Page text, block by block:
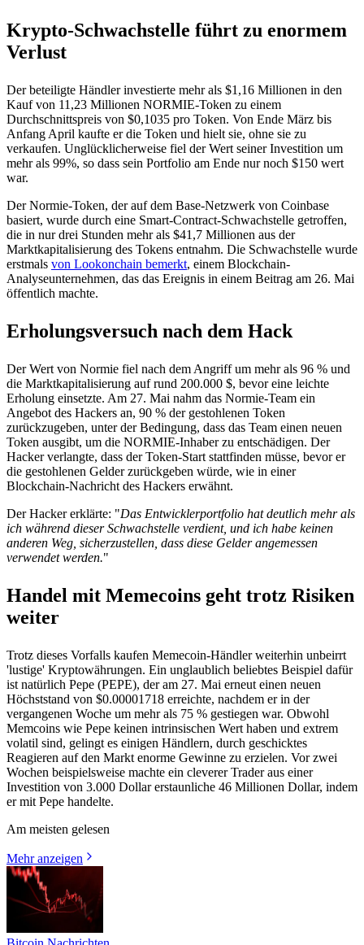
Krypto-Schwachstelle führt zu enormem
Verlust
Der beteiligte Händler investierte mehr als $1,16 Millionen in den
Kauf von 11,23 Millionen NORMIE-Token zu einem
Durchschnittspreis von $0,1035 pro Token. Von Ende März bis
Anfang April kaufte er die Token und hielt sie, ohne sie zu
verkaufen. Unglücklicherweise fiel der Wert seiner Investition um
mehr als 99%, so dass sein Portfolio am Ende nur noch $150 wert
war.
Der Normie-Token, der auf dem Base-Netzwerk von Coinbase
basiert, wurde durch eine Smart-Contract-Schwachstelle getroffen,
die in nur drei Stunden mehr als $41,7 Millionen aus der
Marktkapitalisierung des Tokens entnahm. Die Schwachstelle wurde
erstmals von Lookonchain bemerkt, einem Blockchain-
Analyseunternehmen, das das Ereignis in einem Beitrag am 26. Mai
öffentlich machte.
Erholungsversuch nach dem Hack
Der Wert von Normie fiel nach dem Angriff um mehr als 96 % und
die Marktkapitalisierung auf rund 200.000 $, bevor eine leichte
Erholung einsetzte. Am 27. Mai nahm das Normie-Team ein
Angebot des Hackers an, 90 % der gestohlenen Token
zurückzugeben, unter der Bedingung, dass das Team einen neuen
Token ausgibt, um die NORMIE-Inhaber zu entschädigen. Der
Hacker verlangte, dass der Token-Start stattfinden müsse, bevor er
die gestohlenen Gelder zurückgeben würde, wie in einer
Blockchain-Nachricht des Hackers erwähnt.
Der Hacker erklärte: "Das Entwicklerportfolio hat deutlich mehr als
ich während dieser Schwachstelle verdient, und ich habe keinen
anderen Weg, sicherzustellen, dass diese Gelder angemessen
verwendet werden."
Handel mit Memecoins geht trotz Risiken
weiter
Trotz dieses Vorfalls kaufen Memecoin-Händler weiterhin unbeirrt
'lustige' Kryptowährungen. Ein unglaublich beliebtes Beispiel dafür
ist natürlich Pepe (PEPE), der am 27. Mai erneut einen neuen
Höchststand von $0.00001718 erreichte, nachdem er in der
vergangenen Woche um mehr als 75 % gestiegen war. Obwohl
Memcoins wie Pepe keinen intrinsischen Wert haben und extrem
volatil sind, gelingt es einigen Händlern, durch geschicktes
Reagieren auf den Markt enorme Gewinne zu erzielen. Vor zwei
Wochen beispielsweise machte ein cleverer Trader aus einer
Investition von 3.000 Dollar erstaunliche 46 Millionen Dollar, indem
er mit Pepe handelte.
Am meisten gelesen
Mehr anzeigen